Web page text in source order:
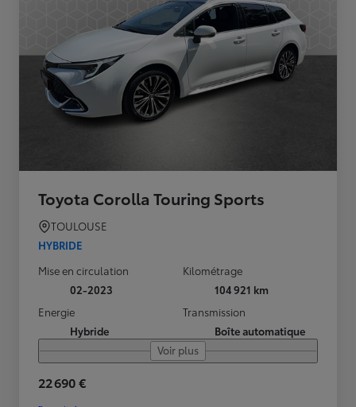
Toyota Corolla Touring Sports
TOULOUSE
HYBRIDE
Mise en circulation
02-2023
Kilométrage
104 921 km
Energie
Hybride
Transmission
Boîte automatique
Voir plus
22 690 €